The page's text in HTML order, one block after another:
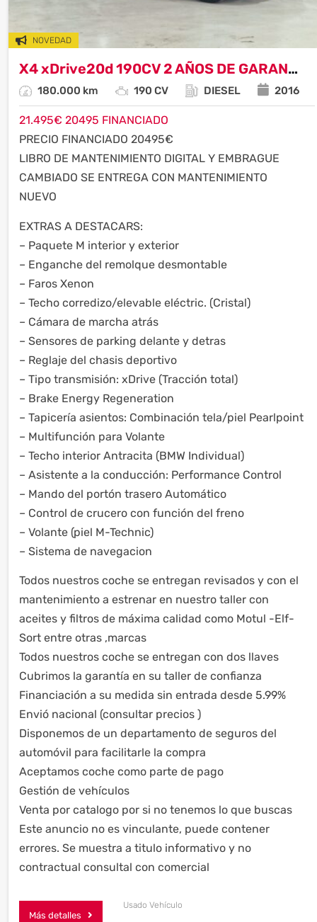
NOVEDAD
X4 xDrive20d 190CV 2 AÑOS DE GARANTIA
180.000 km 190 CV DIESEL 2016
21.495€ 20495 FINANCIADO
PRECIO FINANCIADO 20495€
LIBRO DE MANTENIMIENTO DIGITAL Y EMBRAGUE
CAMBIADO SE ENTREGA CON MANTENIMIENTO
NUEVO
EXTRAS A DESTACARS:
– Paquete M interior y exterior
– Enganche del remolque desmontable
– Faros Xenon
– Techo corredizo/elevable eléctric. (Cristal)
– Cámara de marcha atrás
– Sensores de parking delante y detras
– Reglaje del chasis deportivo
– Tipo transmisión: xDrive (Tracción total)
– Brake Energy Regeneration
– Tapicería asientos: Combinación tela/piel Pearlpoint
– Multifunción para Volante
– Techo interior Antracita (BMW Individual)
– Asistente a la conducción: Performance Control
– Mando del portón trasero Automático
– Control de crucero con función del freno
– Volante (piel M-Technic)
– Sistema de navegacion
Todos nuestros coche se entregan revisados y con el
mantenimiento a estrenar en nuestro taller con
aceites y filtros de máxima calidad como Motul -Elf-
Sort entre otras ,marcas
Todos nuestros coche se entregan con dos llaves
Cubrimos la garantía en su taller de confianza
Financiación a su medida sin entrada desde 5.99%
Envió nacional (consultar precios )
Disponemos de un departamento de seguros del
automóvil para facilitarle la compra
Aceptamos coche como parte de pago
Gestión de vehículos
Venta por catalogo por si no tenemos lo que buscas
Este anuncio no es vinculante, puede contener
errores. Se muestra a titulo informativo y no
contractual consultal con comercial
Más detalles
Usado Vehículo